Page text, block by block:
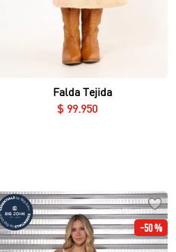
Vista rápida
Falda Tejida
$ 99.950
-50 %